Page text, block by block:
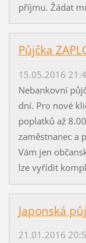
příjmu. Žádat
Půjčka
15.05.2016
Nebankovní
dní. Pro nové
poplatků až
zaměstnanec a
Vám jen
lze vyřídit
Japonská
21.01.2016